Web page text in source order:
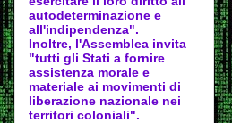
autodeterminazione e
all'indipendenza".
Inoltre, l'Assemblea invita
"tutti gli Stati a fornire
assistenza morale e
materiale ai movimenti di
liberazione nazionale nei
territori coloniali".